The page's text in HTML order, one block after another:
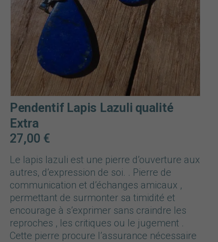
Pendentif Lapis Lazuli qualité
Extra
27,00 €
Le lapis lazuli est une pierre d’ouverture aux
autres, d’expression de soi. . Pierre de
communication et d’échanges amicaux ,
permettant de surmonter sa timidité et
encourage à s’exprimer sans craindre les
reproches , les critiques ou le jugement .
Cette pierre procure l’assurance nécessaire